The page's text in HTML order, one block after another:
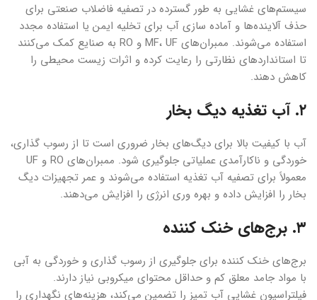
سیستم‌های غشایی به طور گسترده در تصفیه فاضلاب صنعتی برای
حذف آلاینده‌ها و آماده سازی آب برای تخلیه ایمن یا استفاده مجدد
استفاده می‌شوند. ممبران‌های MF، UF و RO به صنایع کمک می‌کنند
تا استانداردهای نظارتی را رعایت کرده و اثرات زیست محیطی را
کاهش دهند.
۲. آب تغذیه دیگ بخار
آب با کیفیت بالا برای دیگ‌های بخار ضروری است تا از رسوب گذاری،
خوردگی و ناکارآمدی عملیاتی جلوگیری شود. ممبران‌های RO و UF
معمولاً برای تصفیه آب تغذیه استفاده می‌شوند و عمر تجهیزات دیگ
بخار را افزایش داده و بهره وری انرژی را افزایش می‌دهند.
۳. برج‌های خنک کننده
برج‌های خنک کننده برای جلوگیری از رسوب گذاری و خوردگی به آبی
با مواد جامد معلق کم و حداقل محتوای میکروبی نیاز دارند.
فیلتراسیون غشایی آب تمیز را تضمین می‌کند، هزینه‌های نگهداری را